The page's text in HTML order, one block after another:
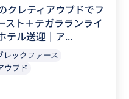
クレティアウブドでフ
スト＋テガラランライ
テル送迎｜ア...
レックファース
ウブド